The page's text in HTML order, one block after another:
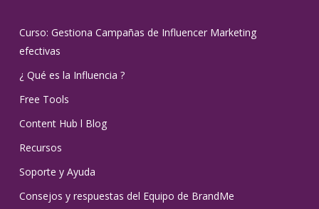
Curso: Gestiona Campañas de Influencer Marketing
efectivas
¿ Qué es la Influencia ?
Free Tools
Content Hub l Blog
Recursos
Soporte y Ayuda
Consejos y respuestas del Equipo de BrandMe